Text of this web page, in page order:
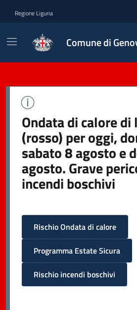
Regione Liguria
Comune di
Ondata di calore
(rosso) per oggi,
sabato 8 agosto e
agosto. Grave
incendi boschivi
Rischio Ondata di calore
Programma Estate Sicura
Rischio incendi boschivi